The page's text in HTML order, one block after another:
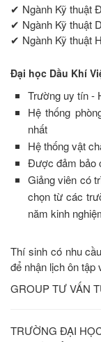
✔ Ngành Kỹ thuật
✔ Ngành Kỹ thuật
✔ Ngành Kỹ thuật
Đại học Dầu Khí
Trường uy tín -
Hệ thống
nhất
Hệ thống vật
Được đảm bảo
Giảng viên có
chọn từ các
năm kinh
Thí sinh có nhu
để nhận lịch ôn tập
GROUP TƯ VẤN
TRƯỜNG ĐẠI